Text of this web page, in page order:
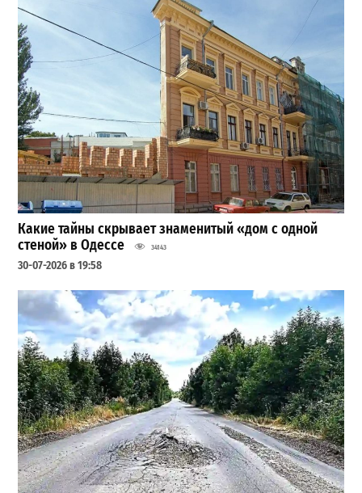
Какие тайны скрывает знаменитый «дом с одной
стеной» в Одессе
34143
30-07-2026 в 19:58